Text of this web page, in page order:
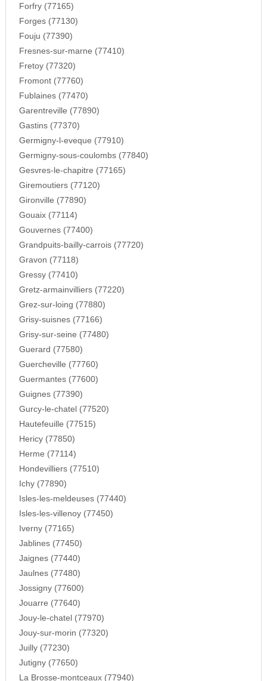
Forfry (77165)
Forges (77130)
Fouju (77390)
Fresnes-sur-marne (77410)
Fretoy (77320)
Fromont (77760)
Fublaines (77470)
Garentreville (77890)
Gastins (77370)
Germigny-l-eveque (77910)
Germigny-sous-coulombs (77840)
Gesvres-le-chapitre (77165)
Giremoutiers (77120)
Gironville (77890)
Gouaix (77114)
Gouvernes (77400)
Grandpuits-bailly-carrois (77720)
Gravon (77118)
Gressy (77410)
Gretz-armainvilliers (77220)
Grez-sur-loing (77880)
Grisy-suisnes (77166)
Grisy-sur-seine (77480)
Guerard (77580)
Guercheville (77760)
Guermantes (77600)
Guignes (77390)
Gurcy-le-chatel (77520)
Hautefeuille (77515)
Hericy (77850)
Herme (77114)
Hondevilliers (77510)
Ichy (77890)
Isles-les-meldeuses (77440)
Isles-les-villenoy (77450)
Iverny (77165)
Jablines (77450)
Jaignes (77440)
Jaulnes (77480)
Jossigny (77600)
Jouarre (77640)
Jouy-le-chatel (77970)
Jouy-sur-morin (77320)
Juilly (77230)
Jutigny (77650)
La Brosse-montceaux (77940)